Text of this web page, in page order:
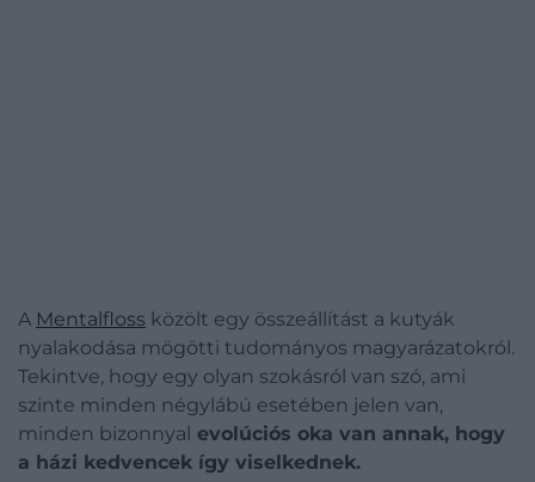
A Mentalfloss közölt egy összeállítást a kutyák
nyalakodása mögötti tudományos magyarázatokról.
Tekintve, hogy egy olyan szokásról van szó, ami
szinte minden négylábú esetében jelen van,
minden bizonnyal evolúciós oka van annak, hogy
a házi kedvencek így viselkednek.